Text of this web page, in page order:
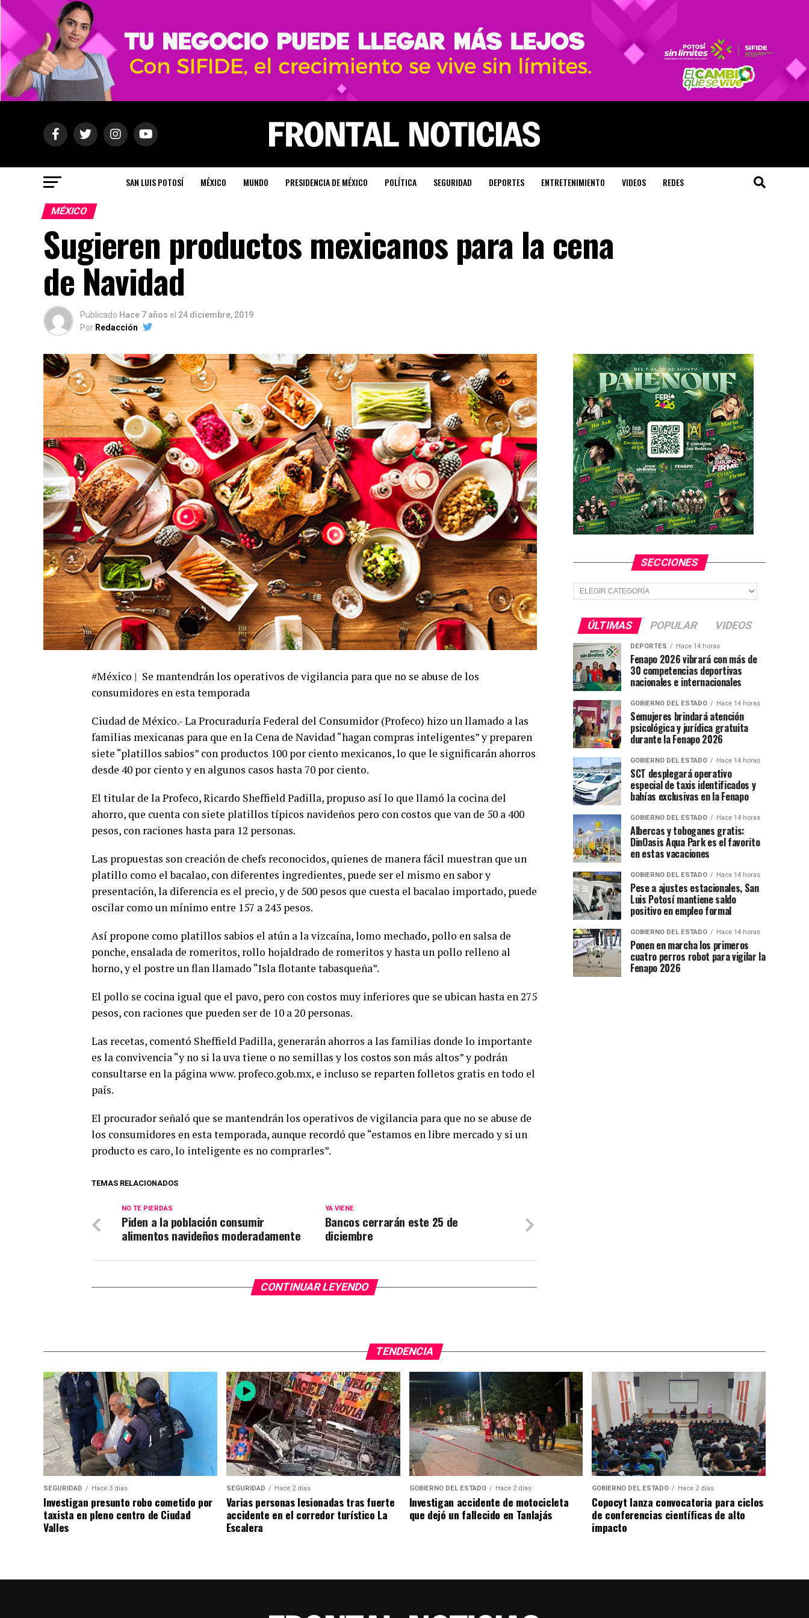
SAN LUIS POTOSÍ MÉXICO MUNDO PRESIDENCIA DE MÉXICO POLÍTICA SEGURIDAD DEPORTES ENTRETENIMIENTO VIDEOS REDES
MÉXICO
Sugieren productos mexicanos para la cena
de Navidad
Publicado Hace 7 años el 24 diciembre, 2019
Por Redacción
#México | Se mantendrán los operativos de vigilancia para que no se abuse de los
consumidores en esta temporada
Ciudad de México.- La Procuraduría Federal del Consumidor (Profeco) hizo un llamado a las
familias mexicanas para que en la Cena de Navidad “hagan compras inteligentes” y preparen
siete “platillos sabios” con productos 100 por ciento mexicanos, lo que le significarán ahorros
desde 40 por ciento y en algunos casos hasta 70 por ciento.
El titular de la Profeco, Ricardo Sheffield Padilla, propuso así lo que llamó la cocina del
ahorro, que cuenta con siete platillos típicos navideños pero con costos que van de 50 a 400
pesos, con raciones hasta para 12 personas.
Las propuestas son creación de chefs reconocidos, quienes de manera fácil muestran que un
platillo como el bacalao, con diferentes ingredientes, puede ser el mismo en sabor y
presentación, la diferencia es el precio, y de 500 pesos que cuesta el bacalao importado, puede
oscilar como un mínimo entre 157 a 243 pesos.
Así propone como platillos sabios el atún a la vizcaína, lomo mechado, pollo en salsa de
ponche, ensalada de romeritos, rollo hojaldrado de romeritos y hasta un pollo relleno al
horno, y el postre un flan llamado “Isla flotante tabasqueña”.
El pollo se cocina igual que el pavo, pero con costos muy inferiores que se ubican hasta en 275
pesos, con raciones que pueden ser de 10 a 20 personas.
Las recetas, comentó Sheffield Padilla, generarán ahorros a las familias donde lo importante
es la convivencia “y no si la uva tiene o no semillas y los costos son más altos” y podrán
consultarse en la página www. profeco.gob.mx, e incluso se reparten folletos gratis en todo el
país.
El procurador señaló que se mantendrán los operativos de vigilancia para que no se abuse de
los consumidores en esta temporada, aunque recordó que “estamos en libre mercado y si un
producto es caro, lo inteligente es no comprarles”.
TEMAS RELACIONADOS
YA VIENE
Bancos cerrarán este 25 de
diciembre
NO TE PIERDAS
Piden a la población consumir
alimentos navideños moderadamente
CONTINUAR LEYENDO
SECCIONES
Secciones
ÚLTIMAS POPULAR VIDEOS
DEPORTES Hace 14 horas
Fenapo 2026 vibrará con más de
30 competencias deportivas
nacionales e internacionales
GOBIERNO DEL ESTADO Hace 14 horas
Semujeres brindará atención
psicológica y jurídica gratuita
durante la Fenapo 2026
GOBIERNO DEL ESTADO Hace 14 horas
SCT desplegará operativo
especial de taxis identificados y
bahías exclusivas en la Fenapo
GOBIERNO DEL ESTADO Hace 14 horas
Albercas y toboganes gratis:
DinOasis Aqua Park es el favorito
en estas vacaciones
GOBIERNO DEL ESTADO Hace 14 horas
Pese a ajustes estacionales, San
Luis Potosí mantiene saldo
positivo en empleo formal
GOBIERNO DEL ESTADO Hace 14 horas
Ponen en marcha los primeros
cuatro perros robot para vigilar la
Fenapo 2026
TENDENCIA
SEGURIDAD Hace 3 días
Investigan presunto robo cometido por
taxista en pleno centro de Ciudad
Valles
SEGURIDAD Hace 2 días
Varias personas lesionadas tras fuerte
accidente en el corredor turístico La
Escalera
GOBIERNO DEL ESTADO Hace 2 días
Investigan accidente de motocicleta
que dejó un fallecido en Tanlajás
GOBIERNO DEL ESTADO Hace 2 días
Copocyt lanza convocatoria para ciclos
de conferencias científicas de alto
impacto